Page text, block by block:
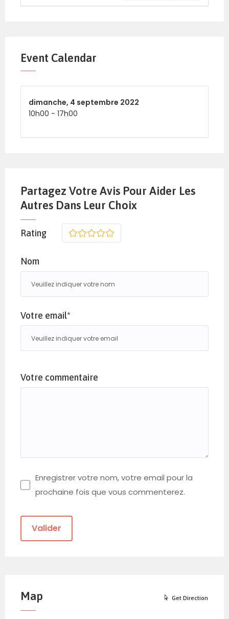
Event Calendar
dimanche, 4 septembre 2022
10h00 - 17h00
Partagez Votre Avis Pour Aider Les
Autres Dans Leur Choix
Rating 5
4
3
2
Nom
Votre email*
Votre commentaire
Enregistrer votre nom, votre email pour la
prochaine fois que vous commenterez.
Map Get Direction